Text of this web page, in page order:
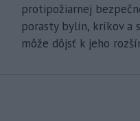
protipožiarnej
porasty bylín, kríkov a
môže dôjsť k jeho